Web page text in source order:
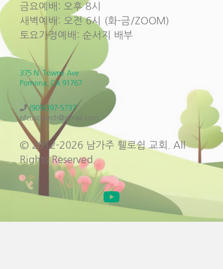
금요예배: 오후 8시
새벽예배: 오전 6시 (화-금/ZOOM)
토요가정예배: 순서지 배부
375 N. Towne Ave.
Pomona, CA 91767
(909)397-5737
nfcuschurch@gmail.com
© 2012-2026 남가주 휄로쉽 교회. All
Rights Reserved.